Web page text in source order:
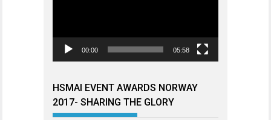
00:00 05:58
HSMAI EVENT AWARDS NORWAY
2017- SHARING THE GLORY